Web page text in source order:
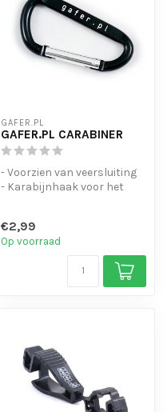
GAFER.PL
GAFER.PL CARABINER
- Voorzien van veersluiting
- Karabijnhaak voor het
€2,99
Op voorraad